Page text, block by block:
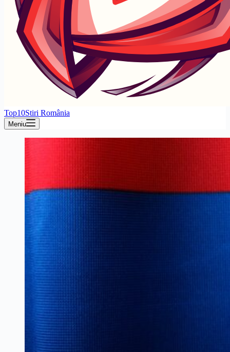
Top10Stiri România
Meniu